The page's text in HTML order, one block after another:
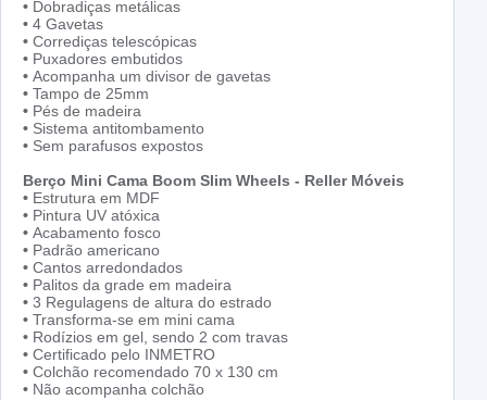
• Dobradiças metálicas
• 4 Gavetas
• Corrediças telescópicas
• Puxadores embutidos
• Acompanha um divisor de gavetas
• Tampo de 25mm
• Pés de madeira
• Sistema antitombamento
• Sem parafusos expostos
Berço Mini Cama Boom Slim Wheels - Reller Móveis
• Estrutura em MDF
• Pintura UV atóxica
• Acabamento fosco
• Padrão americano
• Cantos arredondados
• Palitos da grade em madeira
• 3 Regulagens de altura do estrado
• Transforma-se em mini cama
• Rodízios em gel, sendo 2 com travas
• Certificado pelo INMETRO
• Colchão recomendado 70 x 130 cm
• Não acompanha colchão